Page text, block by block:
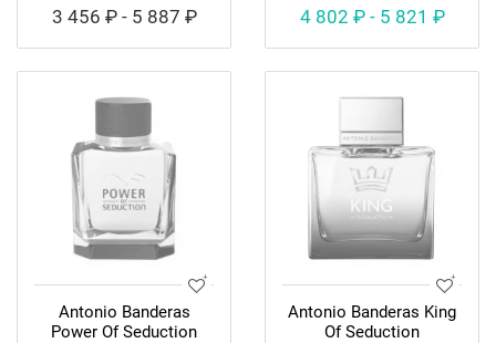
3 456 ₽ - 5 887 ₽ 4 802 ₽ - 5 821 ₽
Antonio Banderas
Power Of Seduction
Antonio Banderas King
Of Seduction